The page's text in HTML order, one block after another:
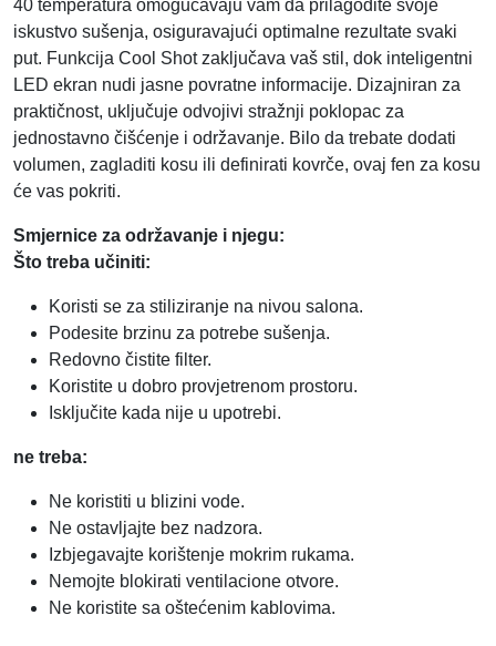
40 temperatura omogućavaju vam da prilagodite svoje
iskustvo sušenja, osiguravajući optimalne rezultate svaki
put. Funkcija Cool Shot zaključava vaš stil, dok inteligentni
LED ekran nudi jasne povratne informacije. Dizajniran za
praktičnost, uključuje odvojivi stražnji poklopac za
jednostavno čišćenje i održavanje. Bilo da trebate dodati
volumen, zagladiti kosu ili definirati kovrče, ovaj fen za kosu
će vas pokriti.
Smjernice za održavanje i njegu:
Što treba učiniti:
Koristi se za stiliziranje na nivou salona.
Podesite brzinu za potrebe sušenja.
Redovno čistite filter.
Koristite u dobro provjetrenom prostoru.
Isključite kada nije u upotrebi.
ne treba:
Ne koristiti u blizini vode.
Ne ostavljajte bez nadzora.
Izbjegavajte korištenje mokrim rukama.
Nemojte blokirati ventilacione otvore.
Ne koristite sa oštećenim kablovima.